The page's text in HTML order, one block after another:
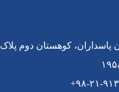
پاسداران، کوهستان دوم پلاک ۱۲